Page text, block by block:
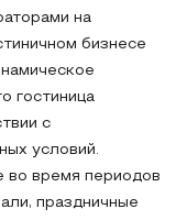
на
бизнесе
гостиница
с
условий.
во время периодов
праздничные